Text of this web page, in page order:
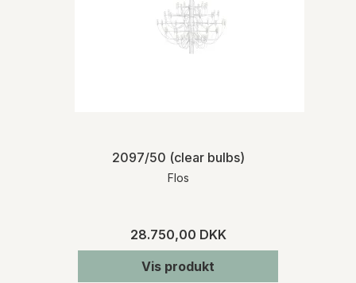
2097/50 (clear bulbs)
Flos
28.750,00 DKK
Vis produkt